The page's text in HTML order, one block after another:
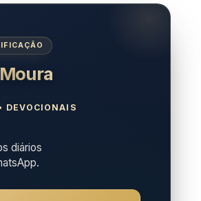
DEVOCIONAIS
diários